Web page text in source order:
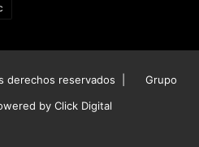
derechos reservados |
Grupo
by Click Digital